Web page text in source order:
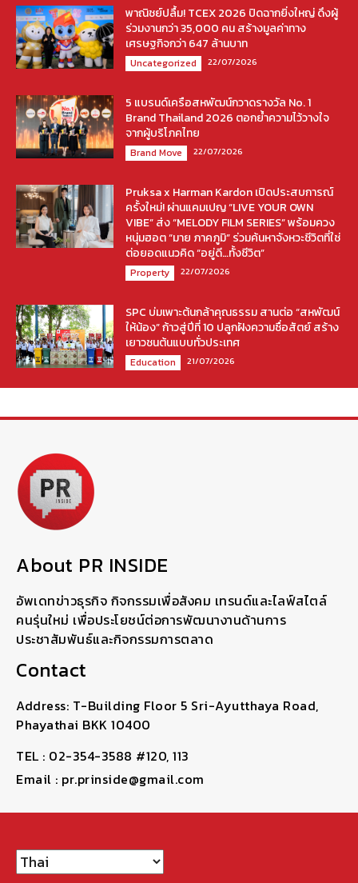
พาณิชย์ปลื้ม! TCEX 2026 ปิดฉากยิ่งใหญ่ ดึงผู้
ร่วมงานกว่า 35,000 คน สร้างมูลค่าทาง
เศรษฐกิจกว่า 647 ล้านบาท
Uncategorized 22/07/2026
5 แบรนด์เครือสหพัฒน์กวาดรางวัล No. 1
Brand Thailand 2026 ตอกย้ำความไว้วางใจ
จากผู้บริโภคไทย
Brand Move 22/07/2026
Pruksa x Harman Kardon เปิดประสบการณ์
ครั้งใหม่! ผ่านแคมเปญ “LIVE YOUR OWN
VIBE” ส่ง “MELODY FILM SERIES” พร้อมควง
หนุ่มฮอต “มาย ภาคภูมิ” ร่วมค้นหาจังหวะชีวิตที่ใช่
ต่อยอดแนวคิด “อยู่ดี…ทั้งชีวิต”
Property 22/07/2026
SPC บ่มเพาะต้นกล้าคุณธรรม สานต่อ “สหพัฒน์
ให้น้อง” ก้าวสู่ปีที่ 10 ปลูกฝังความซื่อสัตย์ สร้าง
เยาวชนต้นแบบทั่วประเทศ
Education 21/07/2026
About PR INSIDE
อัพเดทข่าวธุรกิจ กิจกรรมเพื่อสังคม เทรนด์และไลฟ์สไตล์
คนรุ่นใหม่ เพื่อประโยชน์ต่อการพัฒนางานด้านการ
ประชาสัมพันธ์และกิจกรรมการตลาด
Contact
Address: T-Building Floor 5 Sri-Ayutthaya Road,
Phayathai BKK 10400
TEL : 02-354-3588 #120, 113
Email : pr.prinside@gmail.com